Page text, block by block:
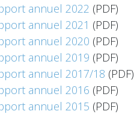
annuel 2022 (PDF)
annuel 2021 (PDF)
annuel 2020 (PDF)
annuel 2019 (PDF)
annuel 2017/18 (PDF)
annuel 2016 (PDF)
annuel 2015 (PDF)